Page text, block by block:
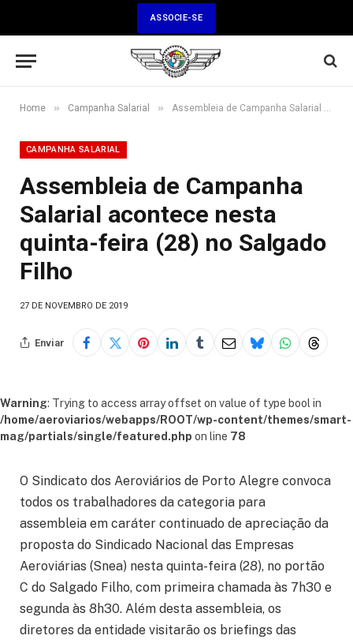
ASSOCIE-SE
Home » Campanha Salarial » Assembleia de Campanha Salarial acontece nesta quinta-feira (28) no Salgado Filho
CAMPANHA SALARIAL
Assembleia de Campanha
Salarial acontece nesta
quinta-feira (28) no Salgado
Filho
27 DE NOVEMBRO DE 2019
Enviar
Warning: Trying to access array offset on value of type bool in
/home/aeroviarios/webapps/ROOT/wp-content/themes/smart-
mag/partials/single/featured.php on line 78
O Sindicato dos Aeroviários de Porto Alegre convoca
todos os trabalhadores da categoria para
assembleia em caráter continuado de apreciação da
proposta do Sindicado Nacional das Empresas
Aeroviárias (Snea) nesta quinta-feira (28), no portão
C do Salgado Filho, com primeira chamada às 7h30 e
segunda às 8h30. Além desta assembleia, os
diretores da entidade visitarão os briefings das